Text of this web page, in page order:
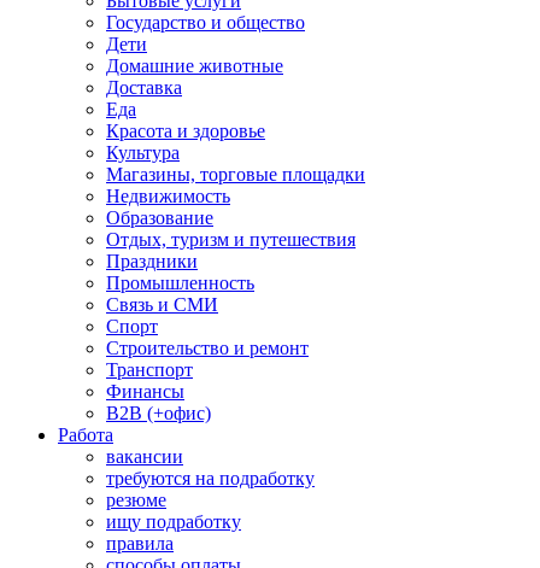
Государство и общество
Дети
Домашние животные
Доставка
Еда
Красота и здоровье
Культура
Магазины, торговые площадки
Недвижимость
Образование
Отдых, туризм и путешествия
Праздники
Промышленность
Связь и СМИ
Спорт
Строительство и ремонт
Транспорт
Финансы
B2B (+офис)
Работа
вакансии
требуются на подработку
резюме
ищу подработку
правила